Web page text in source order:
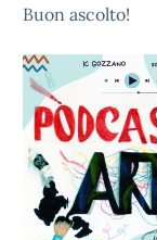
Buon ascolto!